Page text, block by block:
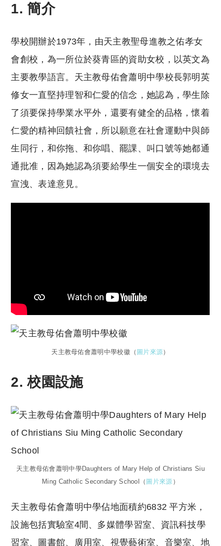
1.簡介
學校開辦於1973年，由天主教聖母進教之佑孝女
會創校，為一所位於葵青區的資助女校，以英文為
主要教學語言。天主教母佑會蕭明中學校長郭明英
修女一直堅持理智和仁愛的信念，她認為，學生除
了須要保持學業水平外，還要有健全的品格，懷着
仁愛的精神回饋社會，所以願意在社會運動中與師
生同行，和你拖、和你唱、罷課、叫口號等她都通
通批准，因為她認為須要給學生一個安全的環境去
宣洩、表達意見。
天主教母佑會蕭明中學校徽（ 圖片來源）
2.校園設施
天主教母佑會蕭明中學Daughters of Mary Help of Christians Siu
Ming Catholic Secondary School（ 圖片來源 ）
天主教母佑會蕭明中學佔地面積約6832 平方米，
設施包括實驗室4間、多媒體學習室、資訊科技學
習室、圖書館、廣用室、視覺藝術室、音樂室、地